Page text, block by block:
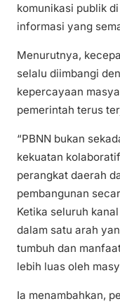
komunikasi publik
informasi yang
Menurutnya,
selalu diimbangi
kepercayaan
pemerintah terus
“PBNN bukan
kekuatan
perangkat daerah
pembangunan
Ketika seluruh
dalam satu arah
tumbuh dan
lebih luas oleh
Ia menambahkan,